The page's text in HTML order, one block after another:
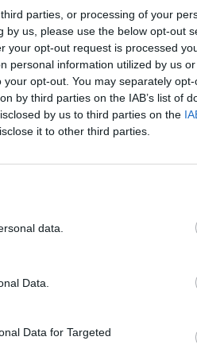
parties, or processing of your
us, please use the below opt-out
your opt-out request is processed
personal information utilized by us
opt-out. You may separately
by third parties on the IAB’s list of
by us to third parties on the
it to other third parties.
data.
Data.
Data for Targeted
de la mémoire ou de la
liés au
Cette étude, menée par
1.3k
1.3k
4